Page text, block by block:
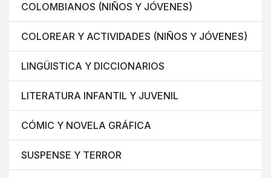
COLOMBIANOS (NIÑOS Y JÓVENES)
COLOREAR Y ACTIVIDADES (NIÑOS Y JÓVENES)
LINGÜISTICA Y DICCIONARIOS
LITERATURA INFANTIL Y JUVENIL
CÓMIC Y NOVELA GRÁFICA
SUSPENSE Y TERROR